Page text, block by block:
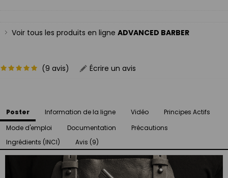
Voir tous les produits en ligne ADVANCED BARBER
(9 avis) Écrire un avis
Poster Information de la ligne Vidéo
Principes Actifs
Mode d'emploi
Documentation
Précautions
Ingrédients (INCI)
Avis (9)